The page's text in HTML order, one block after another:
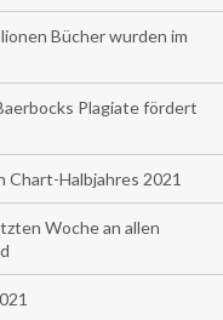
Bücher wurden im
Plagiate fördert
Chart-Halbjahres 2021
Woche an allen